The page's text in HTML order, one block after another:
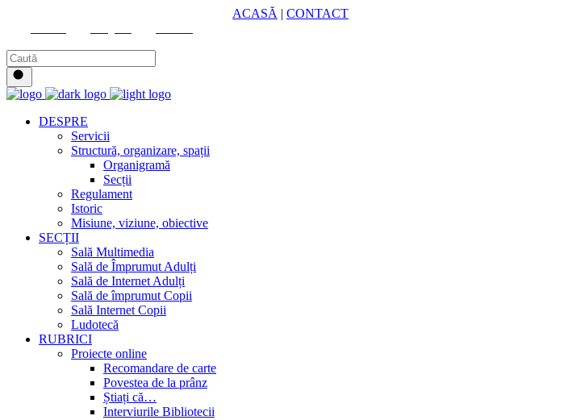
ACASĂ | CONTACT
DESPRE
Servicii
Structură, organizare, spații
Organigramă
Secții
Regulament
Istoric
Misiune, viziune, obiective
SECȚII
Sală Multimedia
Sală de Împrumut Adulți
Sală de Internet Adulți
Sală de împrumut Copii
Sală Internet Copii
Ludotecă
RUBRICI
Proiecte online
Recomandare de carte
Povestea de la prânz
Știați că…
Interviurile Bibliotecii